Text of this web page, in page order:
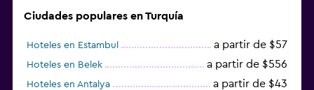
Ciudades populares en Turquía
Hoteles en Estambul a partir de $57
Hoteles en Belek a partir de $556
Hoteles en Antalya a partir de $43